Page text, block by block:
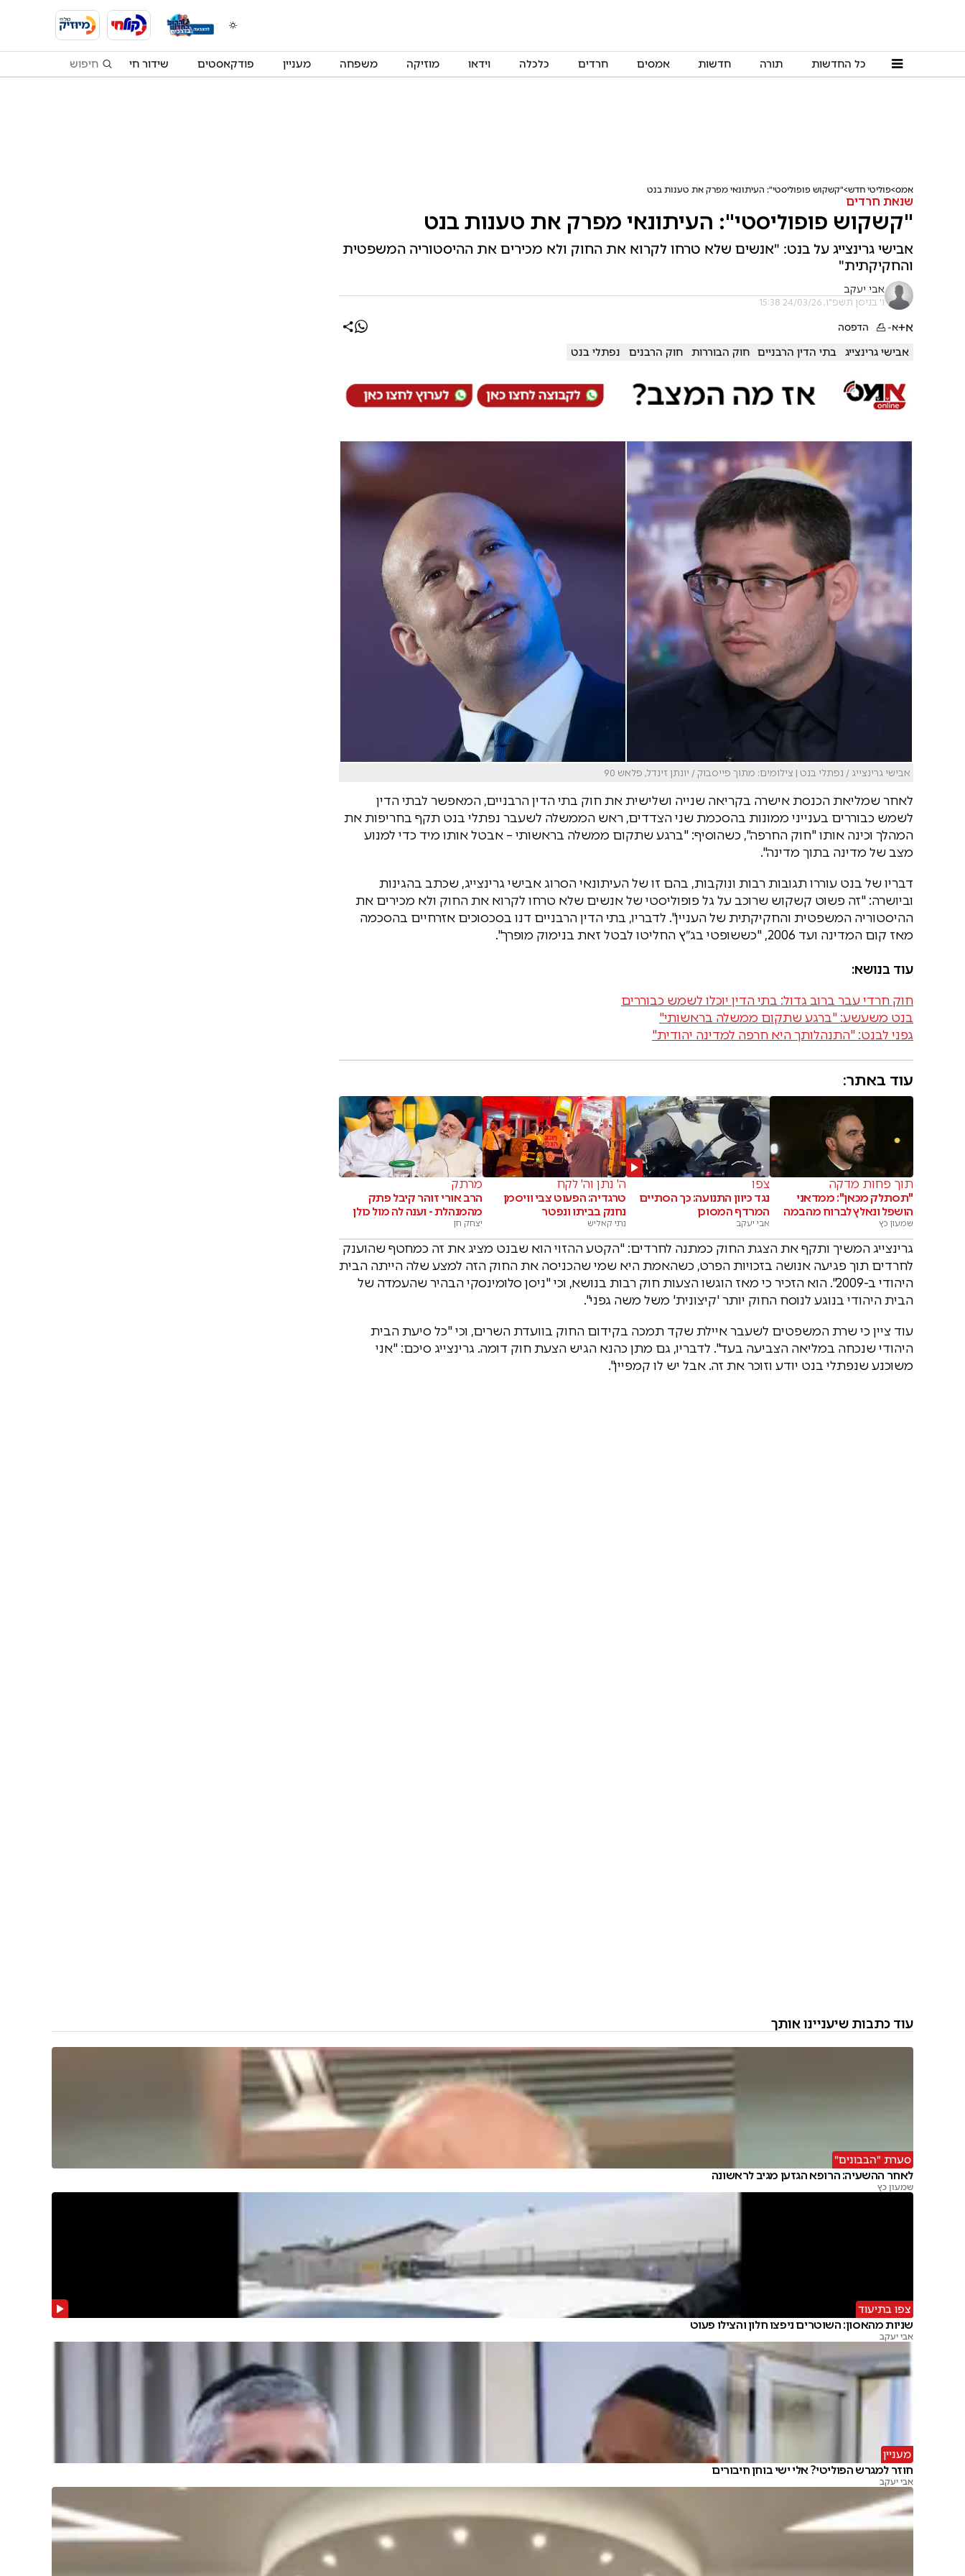
כל החדשות תורה חדשות אמסים חרדים כלכלה וידאו מוזיקה משפחה מעניין פודקאסטים שידור חי
אמס פוליטי חדש "קשקוש פופוליסטי": העיתונאי מפרק את טענות בנט
שנאת חרדים
"קשקוש פופוליסטי": העיתונאי מפרק את טענות בנט
אבישי גרינצייג על בנט: "אנשים שלא טרחו לקרוא את החוק ולא מכירים את ההיסטוריה המשפטית
והחקיקתית"
אבי יעקב
ו' בניסן תשפ"ו, 24/03/26 15:38
א+א- הדפסה
אבישי גרינצייג בתי הדין הרבניים חוק הבוררות חוק הרבנים נפתלי בנט
אבישי גרינצייג / נפתלי בנט | צילומים: מתוך פייסבוק / יונתן זינדל, פלאש 90
לאחר שמליאת הכנסת אישרה בקריאה שנייה ושלישית את חוק בתי הדין הרבניים, המאפשר לבתי הדין
לשמש כבוררים בענייני ממונות בהסכמת שני הצדדים, ראש הממשלה לשעבר נפתלי בנט תקף בחריפות את
המהלך וכינה אותו "חוק החרפה", כשהוסיף: "ברגע שתקום ממשלה בראשותי – אבטל אותו מיד כדי למנוע
מצב של מדינה בתוך מדינה".
דבריו של בנט עוררו תגובות רבות ונוקבות, בהם זו של העיתונאי הסרוג אבישי גרינצייג, שכתב בהגינות
וביושרה: "זה פשוט קשקוש שרוכב על גל פופוליסטי של אנשים שלא טרחו לקרוא את החוק ולא מכירים את
ההיסטוריה המשפטית והחקיקתית של העניין". לדבריו, בתי הדין הרבניים דנו בסכסוכים אזרחיים בהסכמה
מאז קום המדינה ועד 2006, "כששופטי בג״ץ החליטו לבטל זאת בנימוק מופרך".
עוד בנושא:
חוק חרדי עבר ברוב גדול: בתי הדין יוכלו לשמש כבוררים
בנט משעשע: "ברגע שתקום ממשלה בראשותי"
גפני לבנט: "התנהלותך היא חרפה למדינה יהודית"
עוד באתר:
תוך פחות מדקה
"תסתלק מכאן": ממדאני
הושפל ונאלץ לברוח מהבמה
שמעון כץ
צפו
נגד כיוון התנועה: כך הסתיים
המרדף המסוכן
אבי יעקב
ה' נתן וה' לקח
טרגדיה: הפעוט צבי וויסמן
נחנק בביתו ונפטר
נתי קאליש
מרתק
הרב אורי זוהר קיבל פתק
מהמנהלת - וענה לה מול כולן
יצחק חן
גרינצייג המשיך ותקף את הצגת החוק כמתנה לחרדים: "הקטע ההזוי הוא שבנט מציג את זה כמחטף שהוענק
לחרדים תוך פגיעה אנושה בזכויות הפרט, כשהאמת היא שמי שהכניסה את החוק הזה למצע שלה הייתה הבית
היהודי ב-2009". הוא הזכיר כי מאז הוגשו הצעות חוק רבות בנושא, וכי "ניסן סלומינסקי הבהיר שהעמדה של
הבית היהודי בנוגע לנוסח החוק יותר 'קיצונית' משל משה גפני".
עוד ציין כי שרת המשפטים לשעבר איילת שקד תמכה בקידום החוק בוועדת השרים, וכי "כל סיעת הבית
היהודי שנכחה במליאה הצביעה בעד". לדבריו, גם מתן כהנא הגיש הצעת חוק דומה. גרינצייג סיכם: "אני
משוכנע שנפתלי בנט יודע וזוכר את זה. אבל יש לו קמפיין".
עוד כתבות שיעניינו אותך
סערת "הבבונים"
לאחר ההשעיה: הרופא הגזען מגיב לראשונה
שמעון כץ
צפו בתיעוד
שניות מהאסון: השוטרים ניפצו חלון והצילו פעוט
אבי יעקב
מעניין
חוזר למגרש הפוליטי? אלי ישי בוחן חיבורים
אבי יעקב